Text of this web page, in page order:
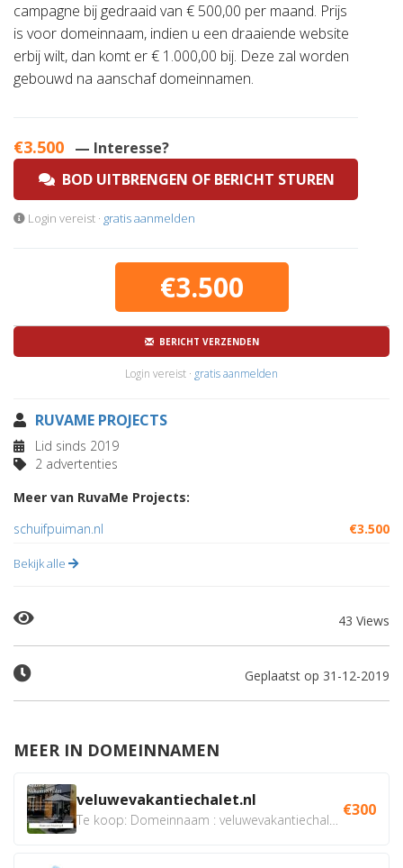
campagne bij gedraaid van € 500,00 per maand. Prijs
is voor domeinnaam, indien u een draaiende website
erbij wilt, dan komt er € 1.000,00 bij. Deze zal worden
gebouwd na aanschaf domeinnamen.
€3.500 — Interesse?
BOD UITBRENGEN OF BERICHT STUREN
Login vereist · gratis aanmelden
€3.500
BERICHT VERZENDEN
Login vereist · gratis aanmelden
RUVAME PROJECTS
Lid sinds 2019
2 advertenties
Meer van RuvaMe Projects:
schuifpuiman.nl
€3.500
Bekijk alle
43 Views
Geplaatst op 31-12-2019
MEER IN DOMEINNAMEN
veluwevakantiechalet.nl €300